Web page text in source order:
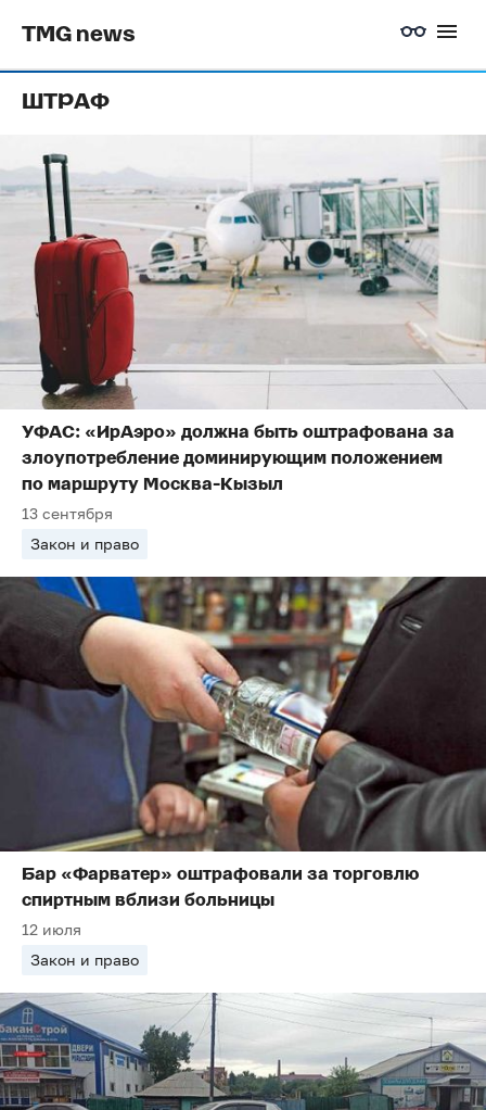
TMG news
ШТРАФ
УФАС: «ИрАэро» должна быть оштрафована за
злоупотребление доминирующим положением
по маршруту Москва-Кызыл
13 сентября
Закон и право
Бар «Фарватер» оштрафовали за торговлю
спиртным вблизи больницы
12 июля
Закон и право